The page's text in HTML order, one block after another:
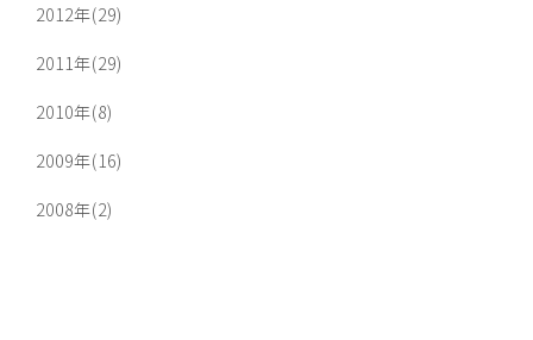
2012年(29)
2011年(29)
2010年(8)
2009年(16)
2008年(2)